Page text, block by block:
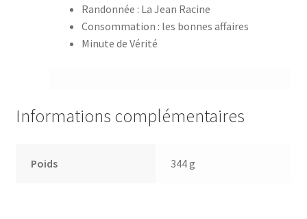
Randonnée : La Jean Racine
Consommation : les bonnes affaires
Minute de Vérité
Informations complémentaires
Poids 344 g